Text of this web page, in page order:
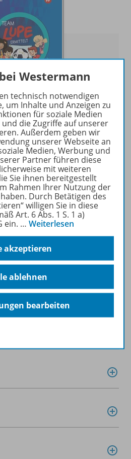
bietet
Hefte zu allen
Die Hefte
zu Hause als zusätzliches
werden.
Zur Übersicht
Westermann
technisch notwendigen
um Inhalte und Anzeigen zu
für soziale Medien
die Zugriffe auf unserer
Außerdem geben wir
unserer Webseite an
Medien, Werbung und
Partner führen diese
mit weiteren
Sie ihnen bereitgestellt
Rahmen Ihrer Nutzung der
Durch Betätigen des
willigen Sie in diese
Art. 6 Abs. 1 S. 1 a)
ein. … Weiterlesen
akzeptieren
ablehnen
bearbeiten